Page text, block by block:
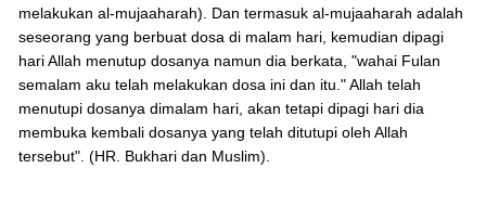
melakukan al-mujaaharah). Dan termasuk al-mujaaharah adalah
seseorang yang berbuat dosa di malam hari, kemudian dipagi
hari Allah menutup dosanya namun dia berkata, "wahai Fulan
semalam aku telah melakukan dosa ini dan itu." Allah telah
menutupi dosanya dimalam hari, akan tetapi dipagi hari dia
membuka kembali dosanya yang telah ditutupi oleh Allah
tersebut". (HR. Bukhari dan Muslim).